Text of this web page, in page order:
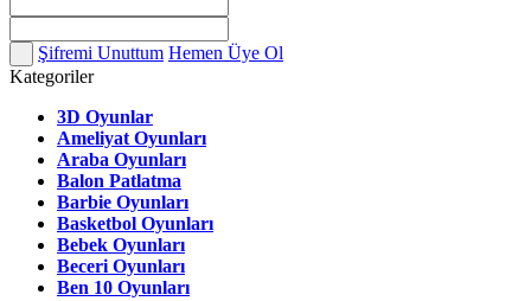
Şifremi Unuttum Hemen Üye Ol
Kategoriler
3D Oyunlar
Ameliyat Oyunları
Araba Oyunları
Balon Patlatma
Barbie Oyunları
Basketbol Oyunları
Bebek Oyunları
Beceri Oyunları
Ben 10 Oyunları